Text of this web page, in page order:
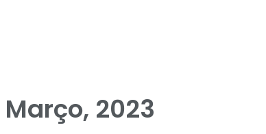
Março, 2023